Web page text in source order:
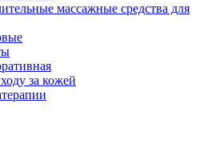
массажные средства для
за кожей